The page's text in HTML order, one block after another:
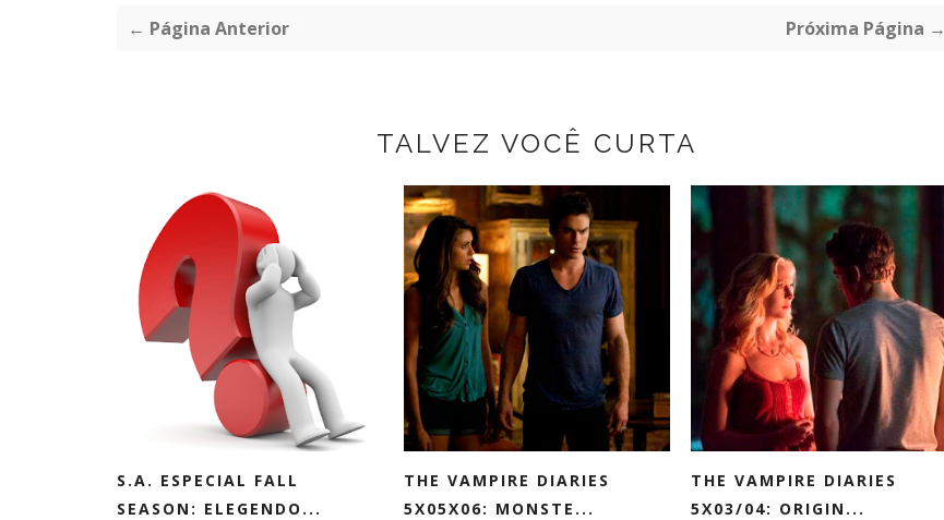
← Página Anterior Próxima Página →
TALVEZ VOCÊ CURTA
S.A. ESPECIAL FALL
SEASON: ELEGENDO...
THE VAMPIRE DIARIES
5X05X06: MONSTE...
THE VAMPIRE DIARIES
5X03/04: ORIGIN...